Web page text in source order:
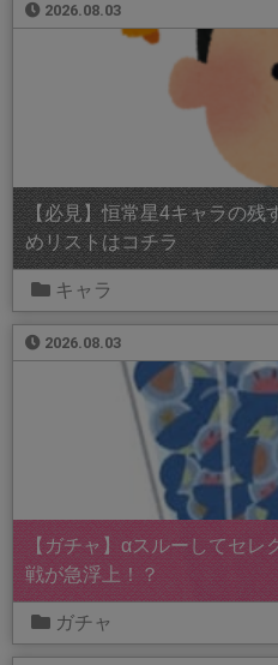
2026.08.03
【必見】恒常星4キャラの残
めリストはコチラ
キャラ
2026.08.03
【ガチャ】αスルーしてセレ
戦が急浮上！？
ガチャ